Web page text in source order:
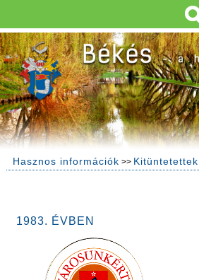
Hasznos információk >> Kitüntetettek
1983. ÉVBEN